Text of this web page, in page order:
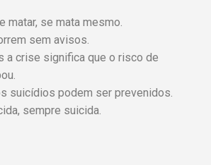
matar, se mata mesmo.
sem avisos.
a crise significa que o risco de
suicídios podem ser prevenidos.
sempre suicida.